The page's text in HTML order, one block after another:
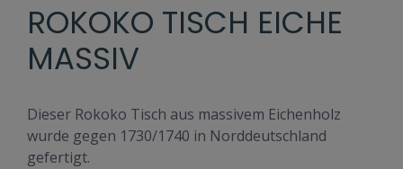
ROKOKO TISCH EICHE
MASSIV
Dieser Rokoko Tisch aus massivem Eichenholz
wurde gegen 1730/1740 in Norddeutschland
gefertigt.